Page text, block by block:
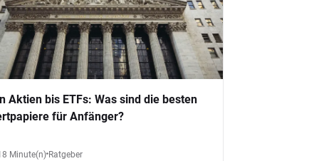
Aktien bis ETFs: Was sind die besten
für Anfänger?
Minute(n) Ratgeber